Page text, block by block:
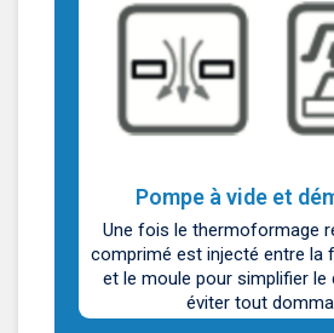
Pompe à vide et
Une fois le thermoformage
comprimé est injecté entre la
et le moule pour simplifier le
éviter tout